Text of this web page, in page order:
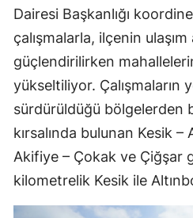
Dairesi Başkanlığı
çalışmalarla, ilçenin ulaşım
güçlendirilirken
yükseltiliyor. Çalışmaların
sürdürüldüğü bölgelerden
kırsalında bulunan Kesik
Akifiye – Çokak ve Çiğşar
kilometrelik Kesik ile